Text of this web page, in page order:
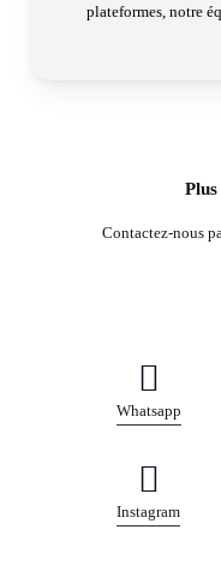
plateformes, notre
Contactez-nous
Whatsapp
Instagram